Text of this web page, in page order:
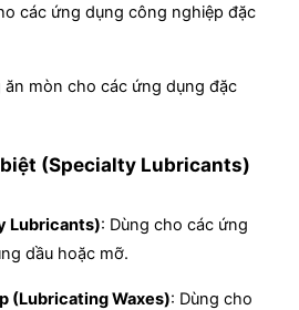
các ứng dụng công nghiệp đặc
ăn mòn cho các ứng dụng đặc
(Specialty Lubricants)
Lubricants): Dùng cho các ứng
dầu hoặc mỡ.
(Lubricating Waxes): Dùng cho